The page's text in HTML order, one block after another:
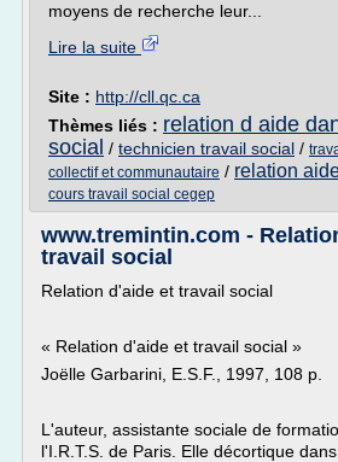
moyens de recherche leur...
Lire la suite
Site : http://cll.qc.ca
Thèmes liés : relation d aide
social / technicien travail social /
collectif et communautaire / relation
cours travail social cegep
www.tremintin.com -
travail social
Relation d'aide et travail social
« Relation d'aide et travail social »
Joëlle Garbarini, E.S.F., 1997, 108 p.
L'auteur, assistante sociale de
l'I.R.T.S. de Paris. Elle décortique